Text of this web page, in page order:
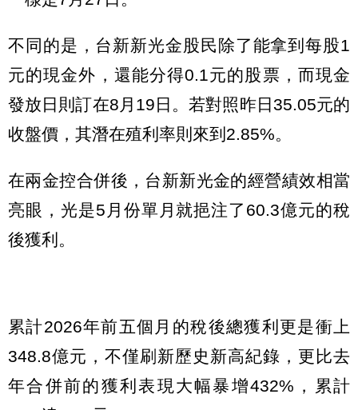
不同的是，台新新光金股民除了能拿到每股1
元的現金外，還能分得0.1元的股票，而現金
發放日則訂在8月19日。若對照昨日35.05元的
收盤價，其潛在殖利率則來到2.85%。
在兩金控合併後，台新新光金的經營績效相當
亮眼，光是5月份單月就挹注了60.3億元的稅
後獲利。
累計2026年前五個月的稅後總獲利更是衝上
348.8億元，不僅刷新歷史新高紀錄，更比去
年合併前的獲利表現大幅暴增432%，累計